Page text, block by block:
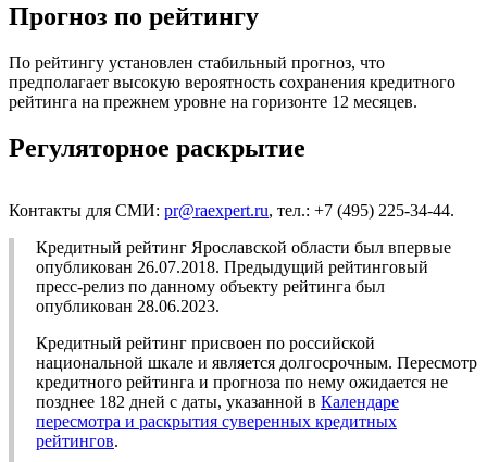
Прогноз по рейтингу
По рейтингу установлен стабильный прогноз, что
предполагает высокую вероятность сохранения кредитного
рейтинга на прежнем уровне на горизонте 12 месяцев.
Регуляторное раскрытие
Контакты для СМИ: pr@raexpert.ru, тел.: +7 (495) 225-34-44.
Кредитный рейтинг Ярославской области был впервые
опубликован 26.07.2018. Предыдущий рейтинговый
пресс-релиз по данному объекту рейтинга был
опубликован 28.06.2023.
Кредитный рейтинг присвоен по российской
национальной шкале и является долгосрочным. Пересмотр
кредитного рейтинга и прогноза по нему ожидается не
позднее 182 дней с даты, указанной в Календаре
пересмотра и раскрытия суверенных кредитных
рейтингов.